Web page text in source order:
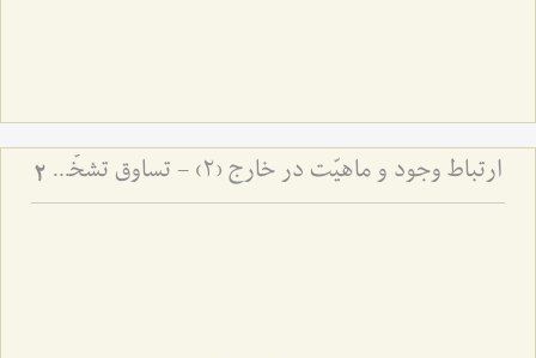
ارتباط وجود و ماهیّت در خارج (2) - تساوق تشخّص و شیئیّت با وجود 2